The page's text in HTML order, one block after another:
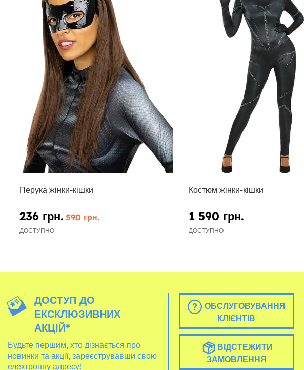
Перука жінки-кішки
236 грн. 590 грн.
ДОСТУПНО
Костюм жінки-кішки
1 590 грн.
ДОСТУПНО
ДОСТУП ДО
ЕКСКЛЮЗИВНИХ
АКЦІЙ*
Будьте першим, хто дізнається про
новинки та акції, зареєструвавши свою
електронну адресу!
ОБСЛУГОВУВАННЯ
КЛІЄНТІВ
ВІДСТЕЖИТИ
ЗАМОВЛЕННЯ